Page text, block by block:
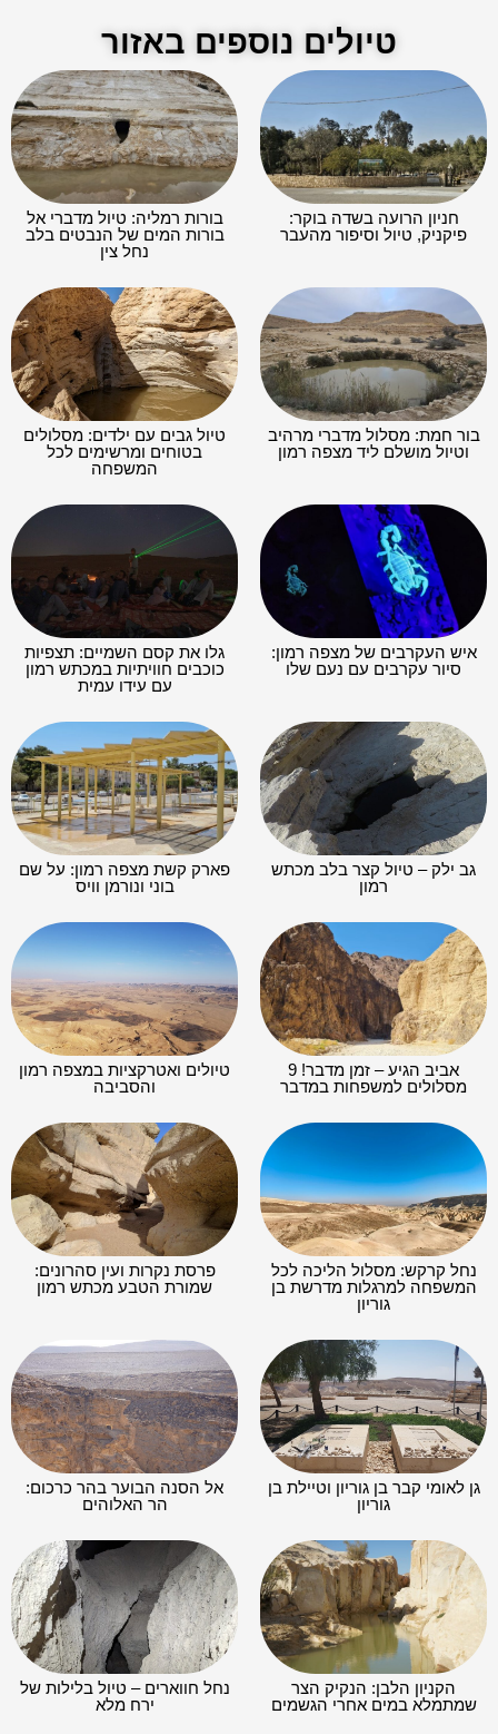
טיולים נוספים באזור
חניון הרועה בשדה בוקר:
פיקניק, טיול וסיפור מהעבר
בורות רמליה: טיול מדברי אל
בורות המים של הנבטים בלב
נחל צין
בור חמת: מסלול מדברי מרהיב
וטיול מושלם ליד מצפה רמון
טיול גבים עם ילדים: מסלולים
בטוחים ומרשימים לכל
המשפחה
איש העקרבים של מצפה רמון:
סיור עקרבים עם נעם שלו
גלו את קסם השמיים: תצפיות
כוכבים חוויתיות במכתש רמון
עם עידו עמית
גב ילק – טיול קצר בלב מכתש
רמון
פארק קשת מצפה רמון: על שם
בוני ונורמן וויס
אביב הגיע – זמן מדבר! 9
מסלולים למשפחות במדבר
טיולים ואטרקציות במצפה רמון
והסביבה
נחל קרקש: מסלול הליכה לכל
המשפחה למרגלות מדרשת בן
גוריון
פרסת נקרות ועין סהרונים:
שמורת הטבע מכתש רמון
גן לאומי קבר בן גוריון וטיילת בן
גוריון
אל הסנה הבוער בהר כרכום:
הר האלוהים
הקניון הלבן: הנקיק הצר
שמתמלא במים אחרי הגשמים
נחל חווארים – טיול בלילות של
ירח מלא